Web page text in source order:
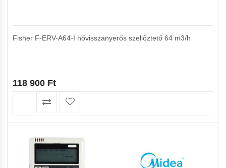
Fisher F-ERV-A64-I hővisszanyerős szellőztető 64 m3/h
118 900 Ft